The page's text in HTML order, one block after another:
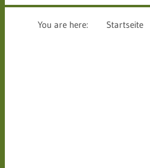
You are here: Startseite